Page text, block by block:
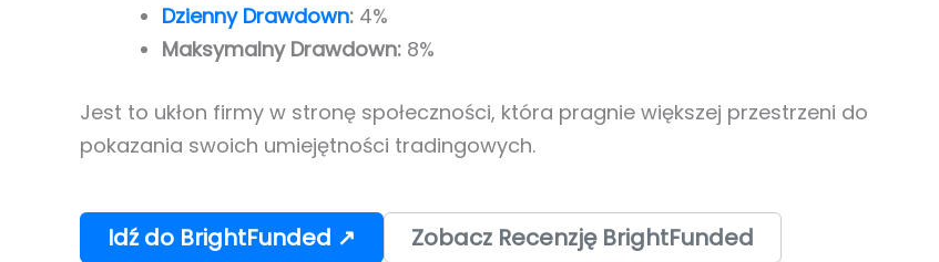
Dzienny Drawdown: 4%
Maksymalny Drawdown: 8%
Jest to ukłon firmy w stronę społeczności, która pragnie większej przestrzeni do
pokazania swoich umiejętności tradingowych.
Idź do BrightFunded ↗ Zobacz Recenzję BrightFunded